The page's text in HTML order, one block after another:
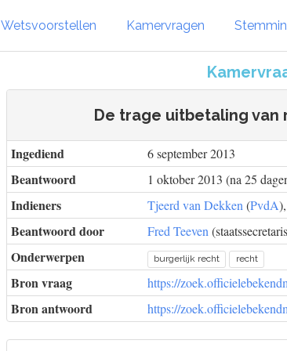
Wetsvoorstellen Kamervragen
De trage uitbetaling van
Ingediend 6 september 2013
Beantwoord 1 oktober 2013 (na 25
Indieners Tjeerd van Dekken (PvdA),
Beantwoord door Fred Teeven
Onderwerpen burgerlijk recht recht
Bron vraag https://
Bron antwoord https://